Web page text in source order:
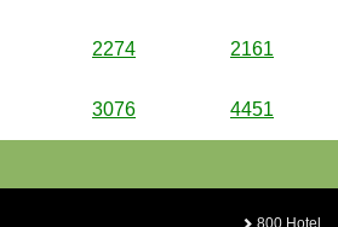
2274 2161
3076 4451
800 Hotel